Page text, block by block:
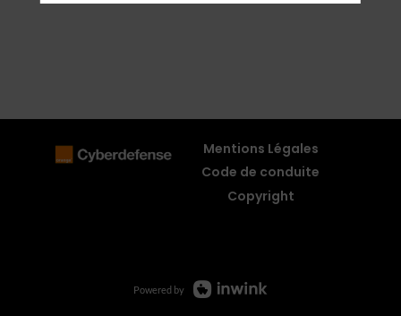
Mentions Légales
Code de conduite
Copyright
Powered by